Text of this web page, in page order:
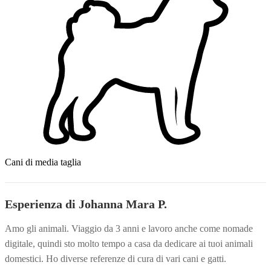
Cani di media taglia
Esperienza di Johanna Mara P.
Amo gli animali. Viaggio da 3 anni e lavoro anche come nomade
digitale, quindi sto molto tempo a casa da dedicare ai tuoi animali
domestici. Ho diverse referenze di cura di vari cani e gatti.